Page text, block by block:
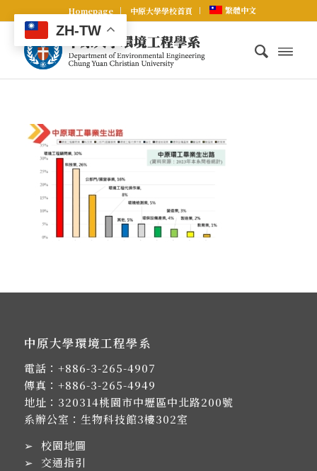
Homepage 中原大學學校首頁 繁體中文
中原大學環境工程學系
電話： +886-3-265-4907
傳真：+886-3-265-4949
地址： 320314桃園市中壢區中北路200號
系辦公室：生物科技館3樓302室
➢ 校園地圖
➢ 交通指引
ZH-TW